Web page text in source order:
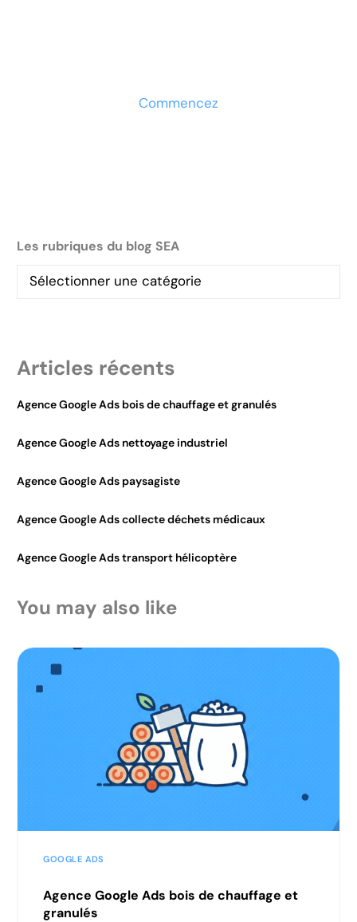
Commencez
Les rubriques du blog SEA
Articles récents
Agence Google Ads bois de chauffage et granulés
Agence Google Ads nettoyage industriel
Agence Google Ads paysagiste
Agence Google Ads collecte déchets médicaux
Agence Google Ads transport hélicoptère
You may also like
GOOGLE ADS
Agence Google Ads bois de chauffage et
granulés